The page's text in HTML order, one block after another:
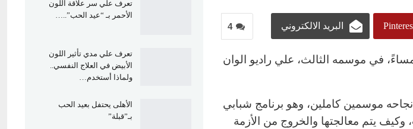
4 البريد الالكتروني
الخميس من كل اسبوع من الساعة 6 إلي الساعة 7 مساءً، في موسمه الثالث، علي راديو الوان
نجاحه موسمين كاملين، وهو برنامج شبابي
يتم معالجتها والخروج من الأزمة
تعرف علي سر علاقة اللون
الأحمر بـ “عيد الحب”..…
تعرف علي مدي تأثير اللون
الأبيض في العلاج النفسي..
ولماذا أستخدم…
الأهلى يحتفل بعيد الحب
بـ”قبلة”